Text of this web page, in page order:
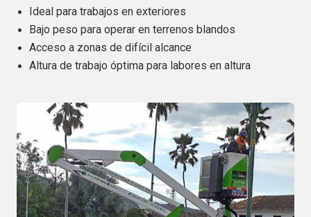
Ideal para trabajos en exteriores
Bajo peso para operar en terrenos blandos
Acceso a zonas de difícil alcance
Altura de trabajo óptima para labores en altura